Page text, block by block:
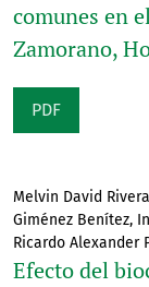
comunes en
Zamorano,
PDF
Melvin David
Giménez Benítez,
Ricardo Alexander
Efecto del